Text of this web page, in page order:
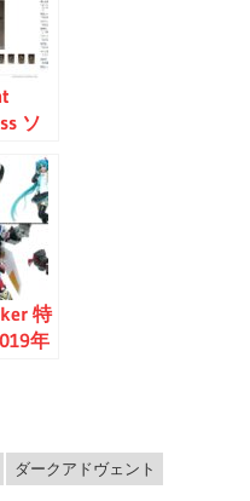
ソ
特
年
ダークアドヴェント